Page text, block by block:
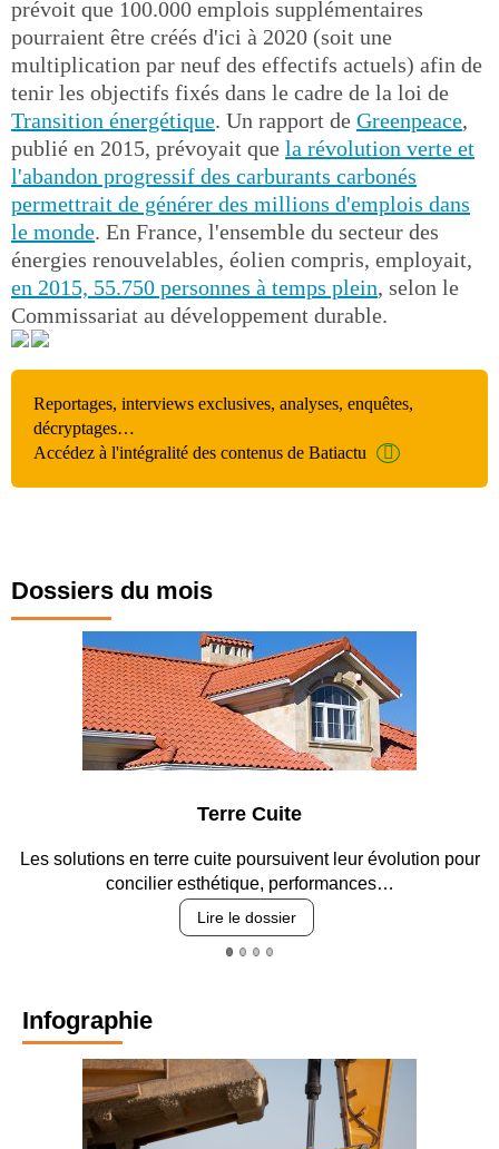
prévoit que 100.000 emplois supplémentaires
pourraient être créés d'ici à 2020 (soit une
multiplication par neuf des effectifs actuels) afin de
tenir les objectifs fixés dans le cadre de la loi de
Transition énergétique. Un rapport de Greenpeace,
publié en 2015, prévoyait que la révolution verte et
l'abandon progressif des carburants carbonés
permettrait de générer des millions d'emplois dans
le monde. En France, l'ensemble du secteur des
énergies renouvelables, éolien compris, employait,
en 2015, 55.750 personnes à temps plein, selon le
Commissariat au développement durable.
Reportages, interviews exclusives, analyses, enquêtes,
décryptages…
Accédez à l'intégralité des contenus de Batiactu
Dossiers du mois
Entre circulation, sécurisation des accès, durabilité des
revêtements et intégration…
Lire le dossier
Infographie